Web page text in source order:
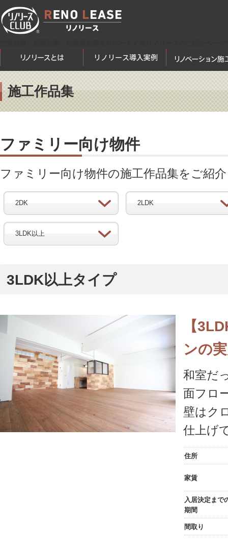
施工作品集
ファミリー向け物件
ファミリー向け物件の施工作品集をご紹
2DK 2LDK
3LDK以上
3LDK以上タイプ
【
ンの
和室だ
面フロ
壁はク
仕上げ
住所
家賃
入居決定まで
期間
間取り